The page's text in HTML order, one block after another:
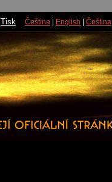
Tisk Čeština English Čeština